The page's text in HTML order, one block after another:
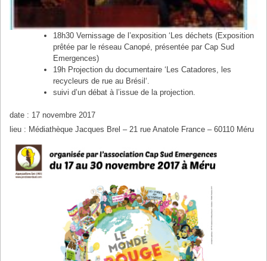
18h30 Vernissage de l’exposition ‘Les déchets (Exposition
prêtée par le réseau Canopé, présentée par Cap Sud
Emergences)
19h Projection du documentaire ‘Les Catadores, les
recycleurs de rue au Brésil‘.
suivi d’un débat à l’issue de la projection.
date : 17 novembre 2017
lieu : Médiathèque Jacques Brel – 21 rue Anatole France – 60110 Méru